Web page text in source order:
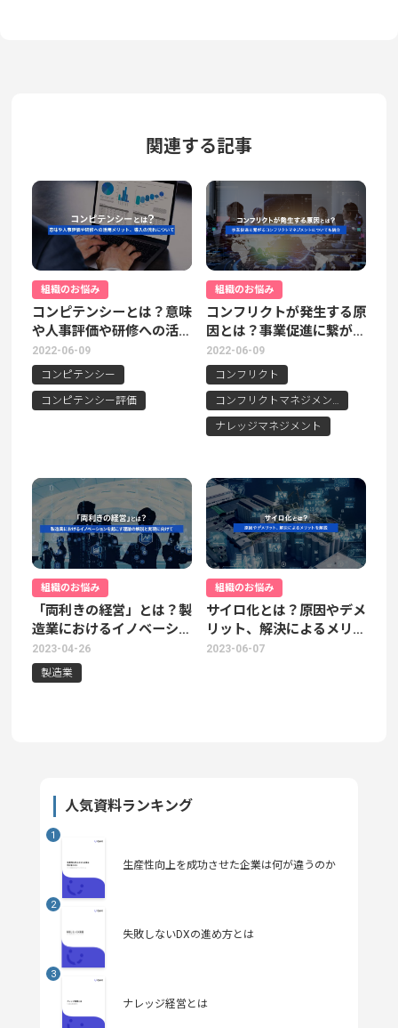
とメリッ
ト、具体的
な取り組み
方などにつ
いて解説し
ます。
関連する記事
組織のお悩み
コンピテンシーとは？意味
や人事評価や研修への活用
メリット、導入の流れにつ
いて
2022-06-09
コンピテンシー
コンピテンシー評価
組織のお悩み
コンフリクトが発生する原
因とは？事業促進に繋がる
コンフリクトマネジメント
についても紹介
2022-06-09
コンフリクト
コンフリクトマネジメント
ナレッジマネジメント
組織のお悩み
「両利きの経営」とは？製
造業におけるイノベーショ
ンを起こす理論の解説と実
現に向けて
2023-04-26
製造業
組織のお悩み
サイロ化とは？原因やデメ
リット、解決によるメリッ
トを解説
2023-06-07
人気資料ランキング
生産性向上を成功させた企業は何が違うのか
失敗しないDXの進め方とは
ナレッジ経営とは